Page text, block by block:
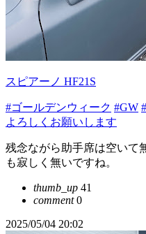
スピアーノ HF21S
#ゴールデンウィーク #GW
よろしくお願いします
残念ながら助手席は空いて
も寂しく無いですね。
thumb_up 41
comment0
2025/05/04 20:02